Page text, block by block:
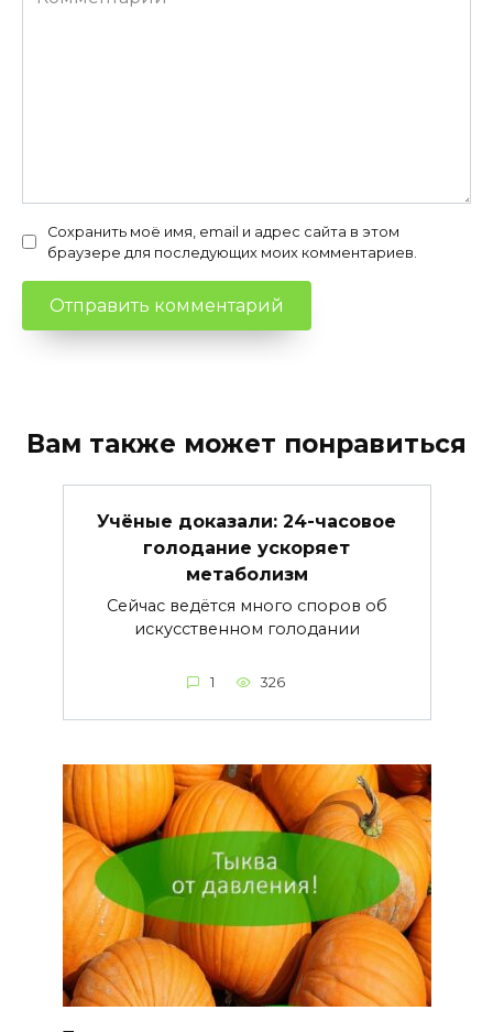
Сохранить моё имя, email и адрес сайта в этом
браузере для последующих моих комментариев.
Вам также может понравиться
Учёные доказали: 24-часовое
голодание ускоряет
метаболизм
Сейчас ведётся много споров об
искусственном голодании
1 326